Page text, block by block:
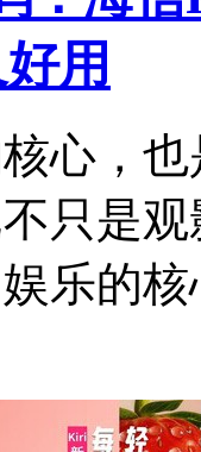
用
心，
只是
乐的